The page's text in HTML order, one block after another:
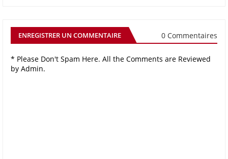
ENREGISTRER UN COMMENTAIRE 0 Commentaires
* Please Don't Spam Here. All the Comments are Reviewed
by Admin.